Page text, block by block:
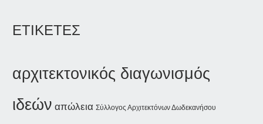
ΕΤΙΚΕΤΕΣ
αρχιτεκτονικός διαγωνισμός
ιδεών απώλεια Σύλλογος Αρχιτεκτόνων Δωδεκανήσου